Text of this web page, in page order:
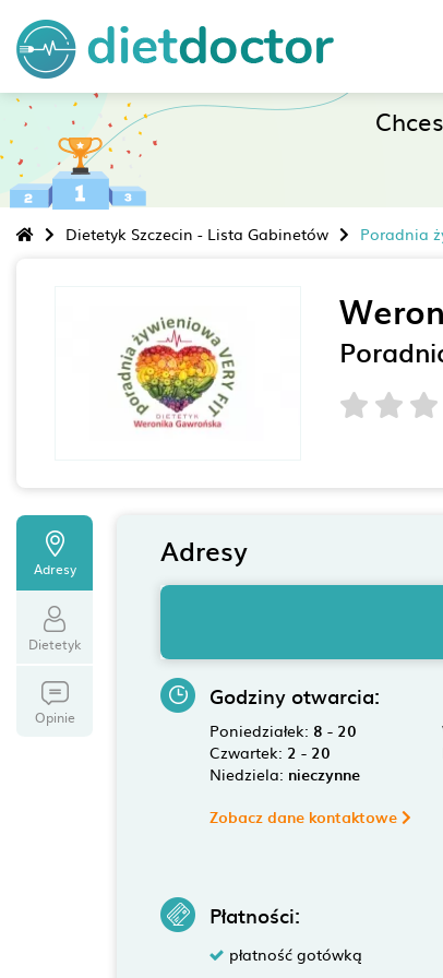
Dietetyk Szczecin - Lista Gabinetów Poradnia
Adresy
Dietetyk
Opinie
Adresy
Godziny otwarcia:
Poniedziałek: 8 - 20
Czwartek: 2 - 20
Niedziela: nieczynne
Zobacz dane kontaktowe
Płatności:
płatność gotówką